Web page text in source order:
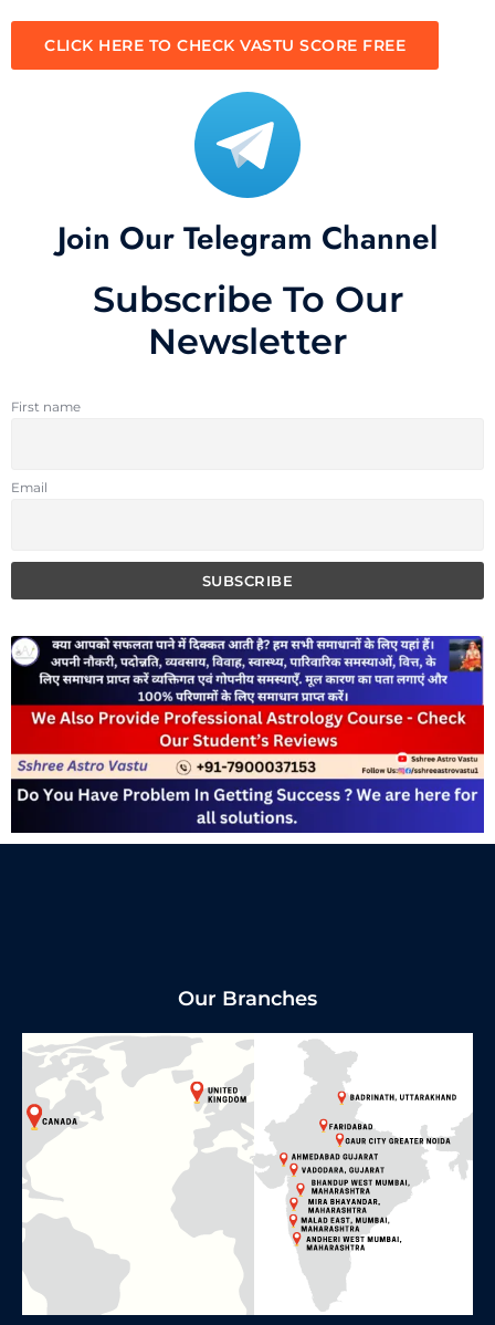
CLICK HERE TO CHECK VASTU SCORE FREE
Join Our Telegram Channel
Subscribe To Our
Newsletter
First name
Email
Our Branches